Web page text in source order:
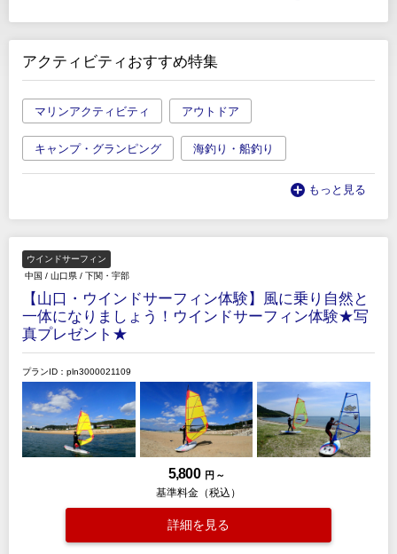
アクティビティおすすめ特集
マリンアクティビティ アウトドア
キャンプ・グランピング 海釣り・船釣り
もっと見る
ウインドサーフィン
中国 / 山口県 / 下関・宇部
【山口・ウインドサーフィン体験】風に乗り自然と
一体になりましょう！ウインドサーフィン体験★写
真プレゼント★
プランID：pln3000021109
5,800 円 ～
基準料金（税込）
詳細を見る